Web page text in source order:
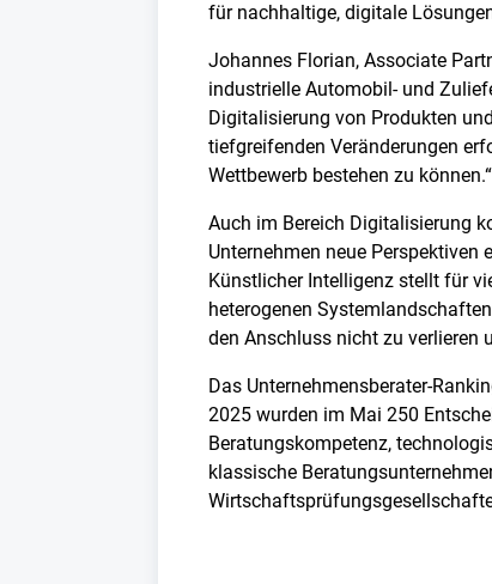
für nachhaltige, digitale
Johannes Florian, Associate
industrielle Automobil- und
Digitalisierung von Produkten
tiefgreifenden Veränderungen
Wettbewerb bestehen zu können.“
Auch im Bereich Digitalisierung
Unternehmen neue
Künstlicher Intelligenz stellt für
heterogenen
den Anschluss nicht zu verlieren
Das Unternehmensberater-
2025 wurden im Mai 250
Beratungskompetenz,
klassische